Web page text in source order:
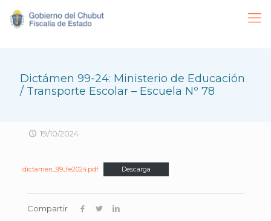
Dictámen 99-24: Ministerio de Educación
/ Transporte Escolar – Escuela Nº 78
19/10/2024
dictamen_99_fe2024.pdf Descarga
Compartir